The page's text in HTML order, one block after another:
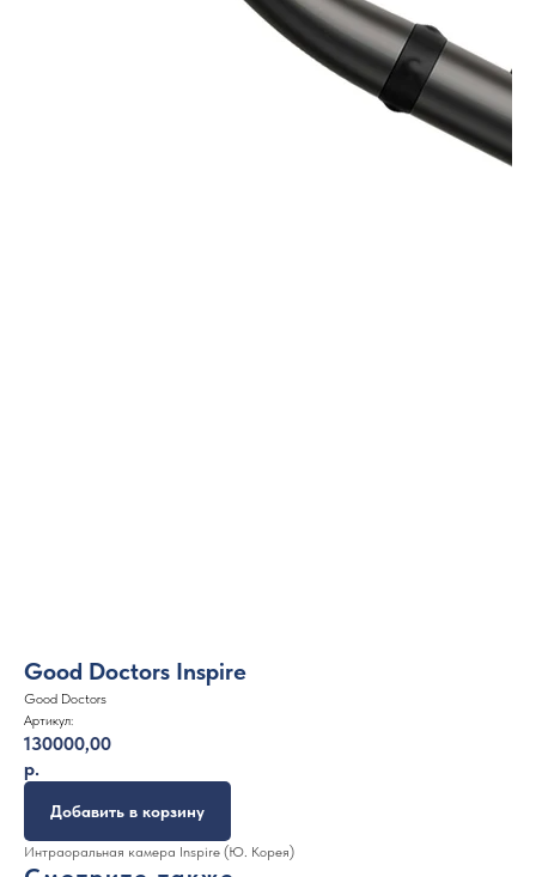
Good Doctors Inspire
Good Doctors
Артикул:
130000,00
р.
Добавить в корзину
Интраоральная камера Inspire (Ю. Корея)